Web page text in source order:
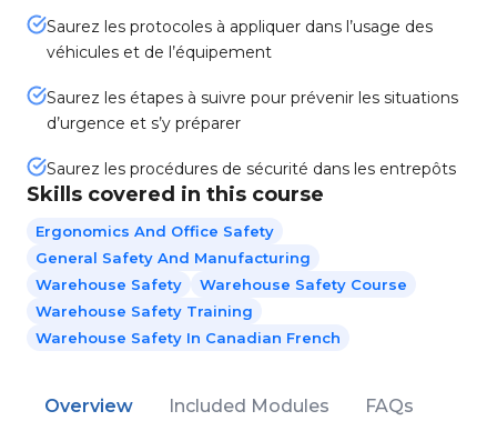
Saurez les protocoles à appliquer dans l’usage des
véhicules et de l’équipement
Saurez les étapes à suivre pour prévenir les situations
d’urgence et s’y préparer
Saurez les procédures de sécurité dans les entrepôts
Skills covered in this course
Ergonomics And Office Safety
General Safety And Manufacturing
Warehouse Safety
Warehouse Safety Course
Warehouse Safety Training
Warehouse Safety In Canadian French
Overview Included Modules FAQs